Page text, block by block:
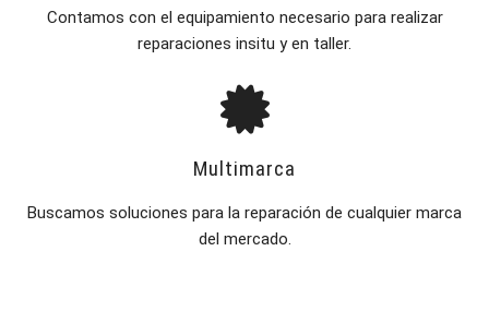
Contamos con el equipamiento necesario para realizar
reparaciones insitu y en taller.
Multimarca
Buscamos soluciones para la reparación de cualquier marca
del mercado.